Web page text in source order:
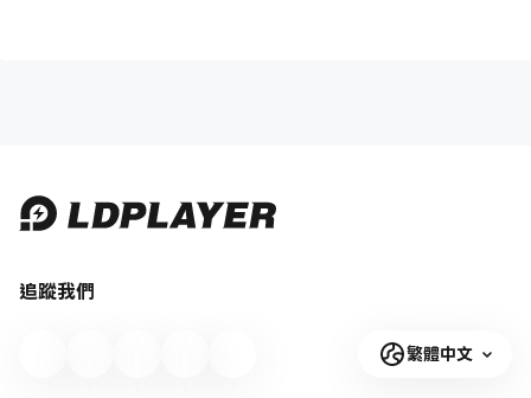
追蹤我們
繁體中文